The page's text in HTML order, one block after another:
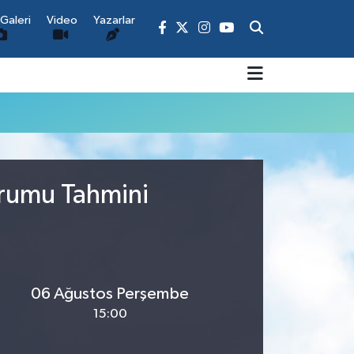
Video Yazarlar
Tahmini
06 Ağustos Perşembe
15:00